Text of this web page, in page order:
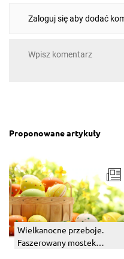
Zaloguj się aby dodać
Proponowane artykuły
Wielkanocne przeboje.
Faszerowany mostek